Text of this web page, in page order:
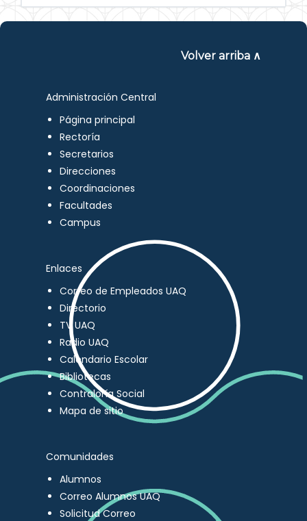
Volver arriba ∧
Administración Central
Página principal
Rectoría
Secretarios
Direcciones
Coordinaciones
Facultades
Campus
Enlaces
Correo de Empleados UAQ
Directorio
TV UAQ
Radio UAQ
Calendario Escolar
Bibliotecas
Contraloría Social
Mapa de sitio
Comunidades
Alumnos
Correo Alumnos UAQ
Solicitud Correo